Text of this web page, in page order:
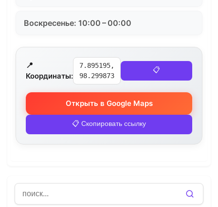
Воскресенье: 10:00 – 00:00
📍
Координаты:
7.895195,
98.299873
📋
Открыть в Google Maps
📋 Скопировать ссылку